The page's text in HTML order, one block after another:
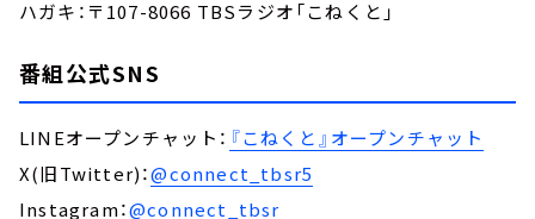
ハガキ：〒107-8066 TBSラジオ「こねくと」
番組公式SNS
LINEオープンチャット： 『こねくと』オープンチャット
X(旧Twitter)：@connect_tbsr5
Instagram：@connect_tbsr